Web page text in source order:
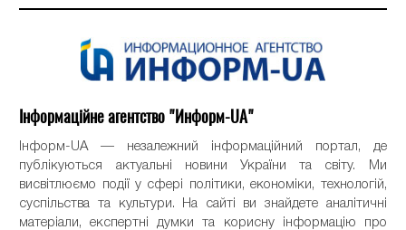
Інформаційне агентство "Информ-UA"
Інформ-UA — незалежний інформаційний портал, де
публікуються актуальні новини України та світу. Ми
висвітлюємо події у сфері політики, економіки, технологій,
суспільства та культури. На сайті ви знайдете аналітичні
матеріали, експертні думки та корисну інформацію про